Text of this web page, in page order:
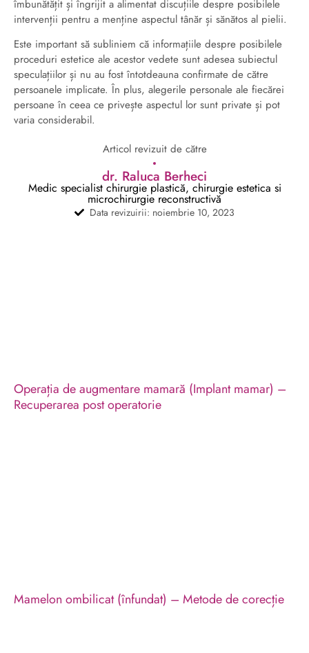
îmbunătățit și îngrijit a alimentat discuțiile despre posibilele
intervenții pentru a menține aspectul tânăr și sănătos al pielii.
Este important să subliniem că informațiile despre posibilele
proceduri estetice ale acestor vedete sunt adesea subiectul
speculațiilor și nu au fost întotdeauna confirmate de către
persoanele implicate. În plus, alegerile personale ale fiecărei
persoane în ceea ce privește aspectul lor sunt private și pot
varia considerabil.
Articol revizuit de către
dr. Raluca Berheci
Medic specialist chirurgie plastică, chirurgie estetica si
microchirurgie reconstructivă
Data revizuirii: noiembrie 10, 2023
Operația de augmentare mamară (Implant mamar) –
Recuperarea post operatorie
Mamelon ombilicat (înfundat) – Metode de corecție